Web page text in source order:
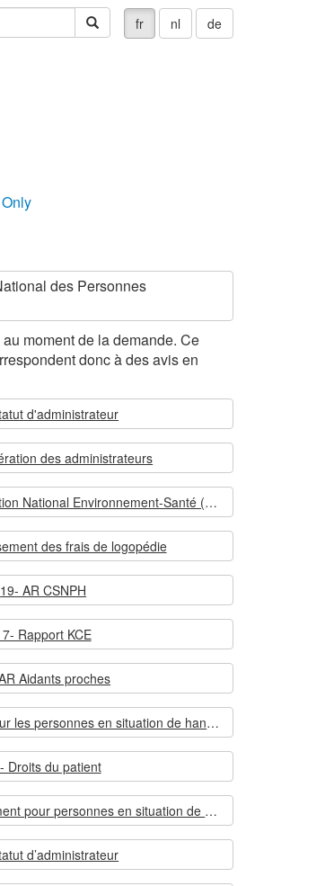
fr nl de
recherche
des Personnes
moment de la demande. Ce
donc à des avis en
d'administrateur
des administrateurs
23- Troisième Plan d’Action National Environnement-Santé (NEHAP3)
des frais de logopédie
19- AR CSNPH
Rapport KCE
Aidants proches
13- Sécurité routière pour les personnes en situation de handicap
Droits du patient
09- Carte de stationnement pour personnes en situation de handicap
d’administrateur